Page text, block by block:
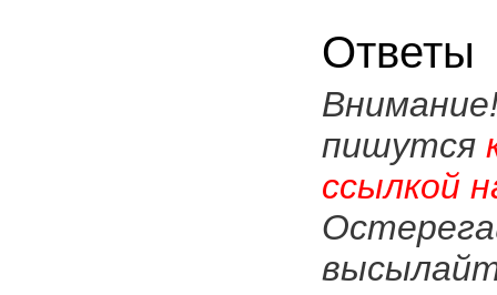
Ответы
пишутся
ссылкой